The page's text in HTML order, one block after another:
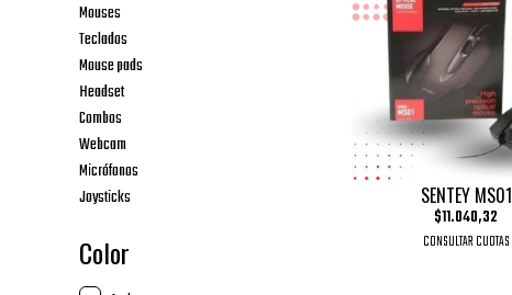
Mouses
Teclados
Mouse pads
Headset
Combos
Webcam
Micrófonos
Joysticks
Color
SENTEY MS01
$11.040,32
CONSULTAR CUOTAS